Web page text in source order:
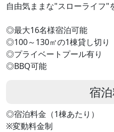
自由気ままな"スローライフ"
◎最大16名様宿泊可能
◎100～130㎡の1棟貸し切り
◎プライベートプール有り
◎BBQ可能
宿
◎宿泊料金（1棟あたり）
※変動料金制